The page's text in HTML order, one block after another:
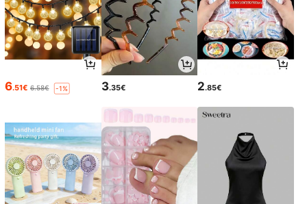
6.51€ 6.58€ -1% 3.35€ 2.85€